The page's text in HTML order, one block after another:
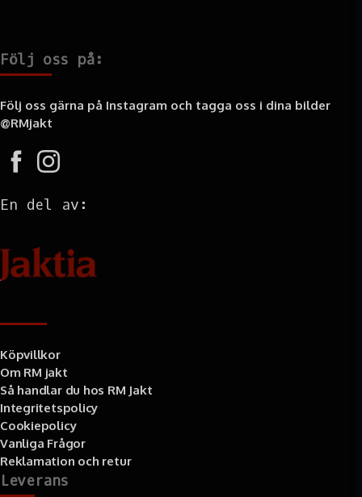
Följ oss på:
Följ oss gärna på Instagram och tagga oss i dina bilder
@RMjakt
En del av:
Köpvillkor
Om RM jakt
Så handlar du hos RM Jakt
Integritetspolicy
Cookiepolicy
Vanliga Frågor
Reklamation och retur
Leverans